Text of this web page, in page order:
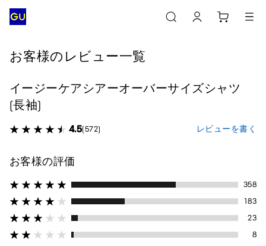
お客様のレビュー一覧
イージーケアシアーオーバーサイズシャツ
(長袖)
4.5(572) レビューを書く
お客様の評価
358
183
23
8